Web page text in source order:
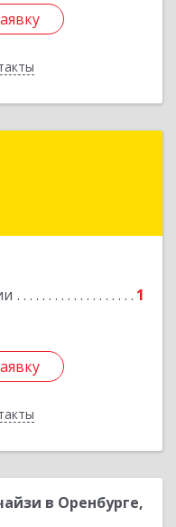
1
Кувандыкский р-н,
в Оренбурге,